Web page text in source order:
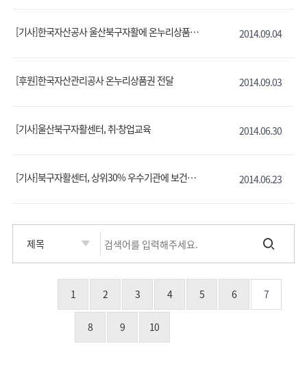
[기사]한국자산공사 울산북구자활에 온누리상품권 후원 2014.09.04
[후원]한국자산관리공사 온누리상품권 전달 2014.09.03
[기사]울산북구자활센터, 취·창업교육 2014.06.30
[기사]북구자활센터, 상위30% 우수기관에 보건복지부평가서 울산 유일 선정 2014.06.23
1 2 3 4 5 6 7
8 9 10